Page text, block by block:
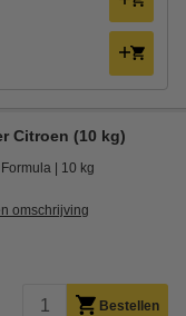
Citroen (10 kg)
Formula 10 kg
omschrijving
Bestellen